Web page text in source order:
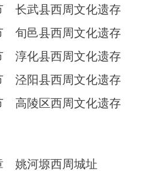
武县西周文化遗存
邑县西周文化遗存
化县西周文化遗存
阳县西周文化遗存
陵区西周文化遗存
河塬西周城址